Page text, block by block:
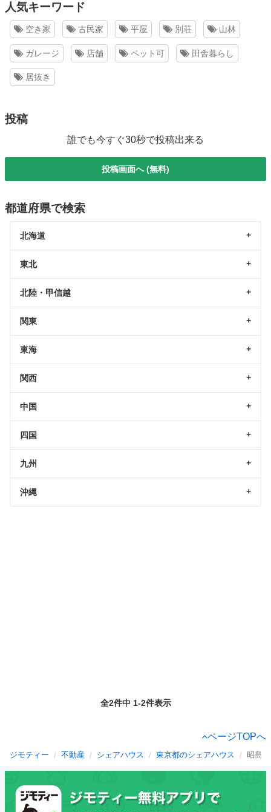
人気キーワード
空き家 古民家 平屋 別荘 山林
ガレージ 店舗 ペット可 田舎暮らし
居抜き
投稿
誰でも今すぐ30秒で投稿出来る
投稿画面へ (無料)
都道府県で検索
北海道
東北
北陸・甲信越
関東
東海
関西
中国
四国
九州
沖縄
全2件中 1-2件表示
ページTOPへ
ジモティー 不動産 シェアハウス 東京都のシェアハウス 昭島